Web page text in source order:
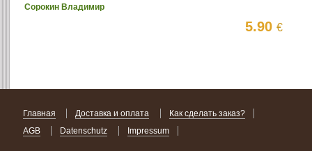
Сорокин Владимир
5.90€
Главная Доставка и оплата
Как сделать заказ?
AGB
Datenschutz Impressum